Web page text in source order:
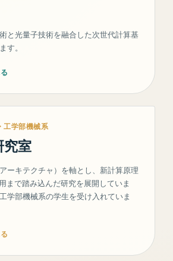
と光量子技術を融合した次世代計算基
す。
工学部機械系
究室
ーキテクチャ）を軸とし、新計算原理
まで踏み込んだ研究を展開していま
学部機械系の学生を受け入れていま